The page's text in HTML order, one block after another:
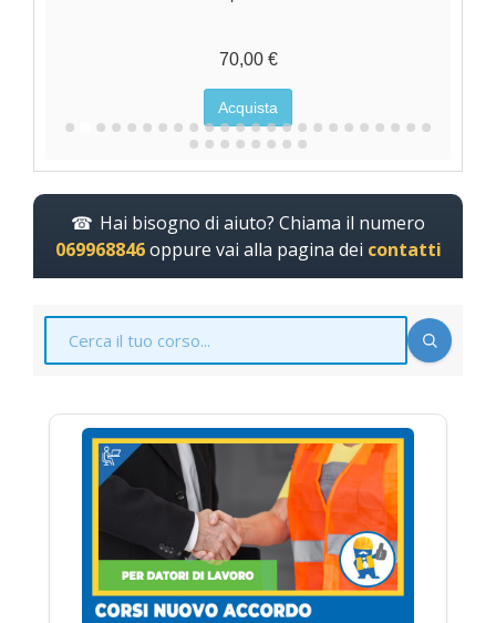
95,00 €
Acquista
Hai bisogno di aiuto? Chiama il numero
069968846oppure vai alla pagina dei contatti